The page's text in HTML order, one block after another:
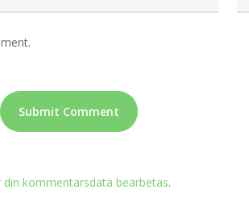
din kommentarsdata bearbetas.